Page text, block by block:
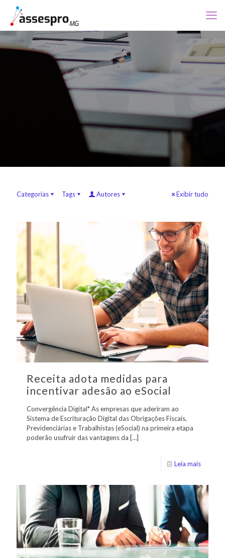
Categorias Tags Autores Exibir tudo
Receita adota medidas para
incentivar adesão ao eSocial
Convergência Digital* As empresas que aderiram ao
Sistema de Escrituração Digital das Obrigações Fiscais,
Previdenciárias e Trabalhistas (eSocial) na primeira etapa
poderão usufruir das vantagens da […]
Leia mais